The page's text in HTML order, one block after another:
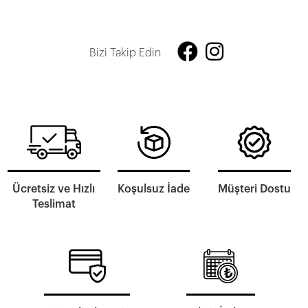
Bizi Takip Edin
Ücretsiz ve Hızlı
Teslimat
Koşulsuz İade Müşteri Dostu